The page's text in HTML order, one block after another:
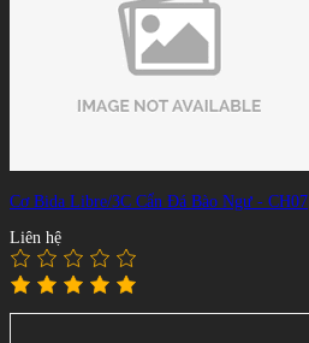
Cơ Bida Libre/3C Cẩn Đá Bào Ngư - CH07
Liên hệ